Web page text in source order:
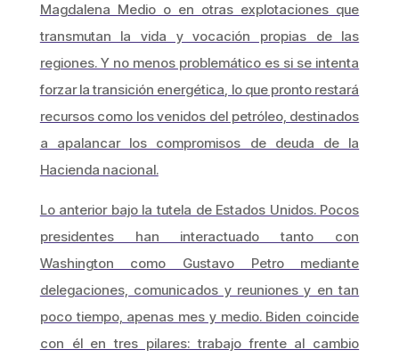
Magdalena Medio o en otras explotaciones que
transmutan la vida y vocación propias de las
regiones. Y no menos problemático es si se intenta
forzar la transición energética, lo que pronto restará
recursos como los venidos del petróleo, destinados
a apalancar los compromisos de deuda de la
Hacienda nacional.
Lo anterior bajo la tutela de Estados Unidos. Pocos
presidentes han interactuado tanto con
Washington como Gustavo Petro mediante
delegaciones, comunicados y reuniones y en tan
poco tiempo, apenas mes y medio. Biden coincide
con él en tres pilares: trabajo frente al cambio